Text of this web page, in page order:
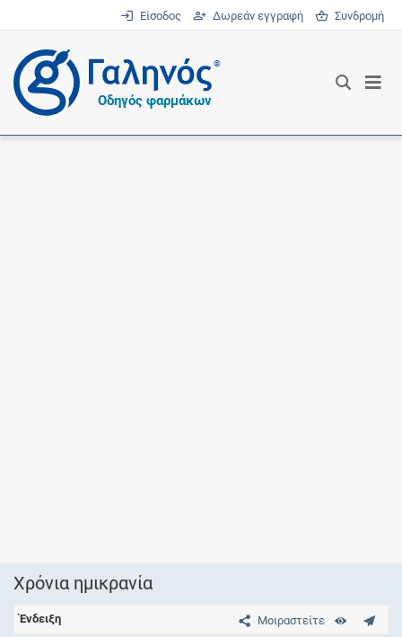
Είσοδος Δωρεάν εγγραφή Συνδρομή
®
Οδηγός φαρμάκων
Χρόνια ημικρανία
Μοιραστείτε
Ένδειξη